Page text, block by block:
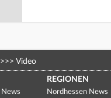
>>> Video
News
REGIONEN
Nordhessen News